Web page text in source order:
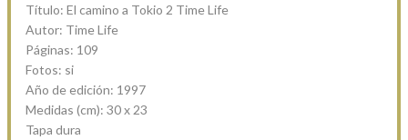
Título: El camino a Tokio 2 Time Life
Autor: Time Life
Páginas: 109
Fotos: si
Año de edición: 1997
Medidas (cm): 30 x 23
Tapa dura